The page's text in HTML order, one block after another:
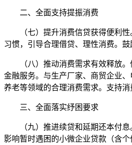
二、全面支持提振消费
（七）提升消费信贷获得便利性
习惯，引导合理借贷、理性消费。
（八）推动消费需求有效释放。
金融服务。与生产厂家、商贸企业
养老等领域的合理消费需求。支持
三、全面落实纾困要求
（九）推进续贷和延期还本付息。
影响暂时遇困的小微企业贷款（含